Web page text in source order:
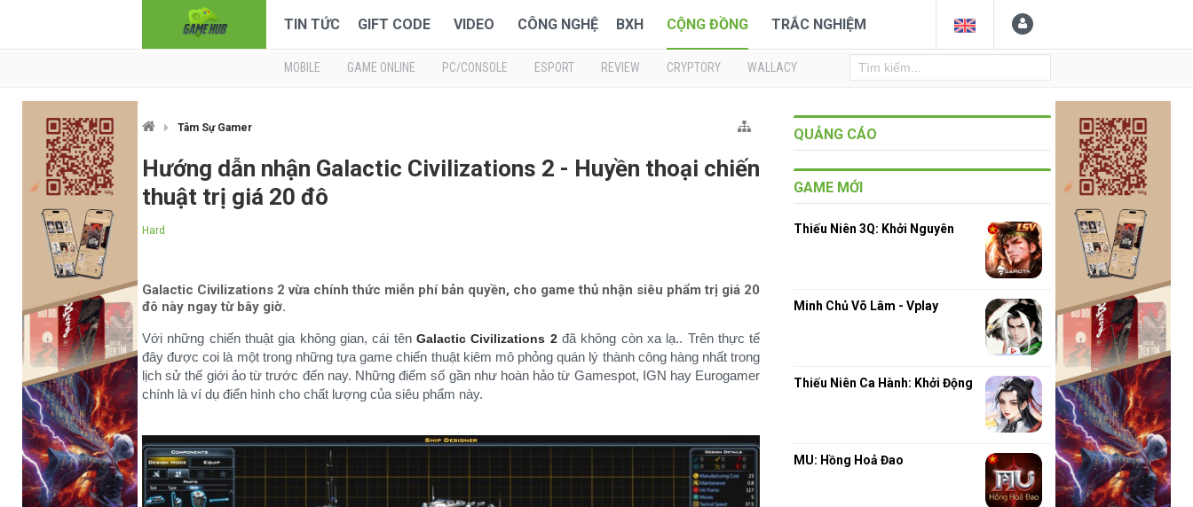
TIN TỨC GIFT CODE VIDEO CÔNG NGHỆ BXH CỘNG ĐỒNG TRẮC NGHIỆM
MOBILE GAME ONLINE PC/CONSOLE ESPORT REVIEW CRYPTORY WALLACY
Tâm Sự Gamer
Hướng dẫn nhận Galactic Civilizations 2 - Huyền thoại chiến
thuật trị giá 20 đô
Hard
Galactic Civilizations 2 vừa chính thức miễn phí bản quyền, cho game thủ nhận siêu phẩm trị giá 20
đô này ngay từ bây giờ.
Với những chiến thuật gia không gian, cái tên Galactic Civilizations 2đã không còn xa lạ.. Trên thực tế
đây được coi là một trong những tựa game chiến thuật kiêm mô phỏng quán lý thành công hàng nhất trong
lịch sử thế giới ảo từ trước đến nay. Những điểm số gần như hoàn hảo từ Gamespot, IGN hay Eurogamer
chính là ví dụ điển hình cho chất lượng của siêu phẩm này.
QUẢNG CÁO
GAME MỚI
Thiếu Niên 3Q: Khởi Nguyên
Minh Chủ Võ Lâm - Vplay
Thiếu Niên Ca Hành: Khởi Động
MU: Hồng Hoả Đao